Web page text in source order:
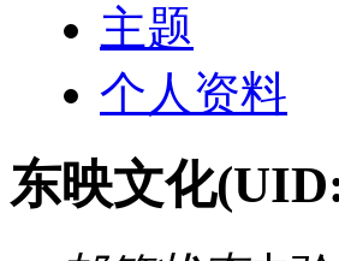
主题
个人资料
东映文化